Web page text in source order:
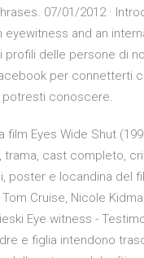
07/01/2012 ·
eyewitness and an
profili delle persone di
per connetterti
conoscere.
film Eyes Wide Shut
trama, cast completo,
poster e locandina del
Cruise, Nicole
Eye witness -
e figlia intendono